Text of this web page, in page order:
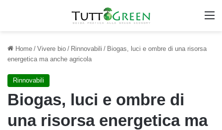
Home / Vivere bio / Rinnovabili / Biogas, luci e ombre di una risorsa
energetica ma anche agricola
Rinnovabili
Biogas, luci e ombre di
una risorsa energetica ma